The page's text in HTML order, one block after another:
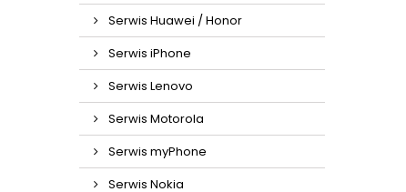
Serwis Huawei / Honor
Serwis iPhone
Serwis Lenovo
Serwis Motorola
Serwis myPhone
Serwis Nokia